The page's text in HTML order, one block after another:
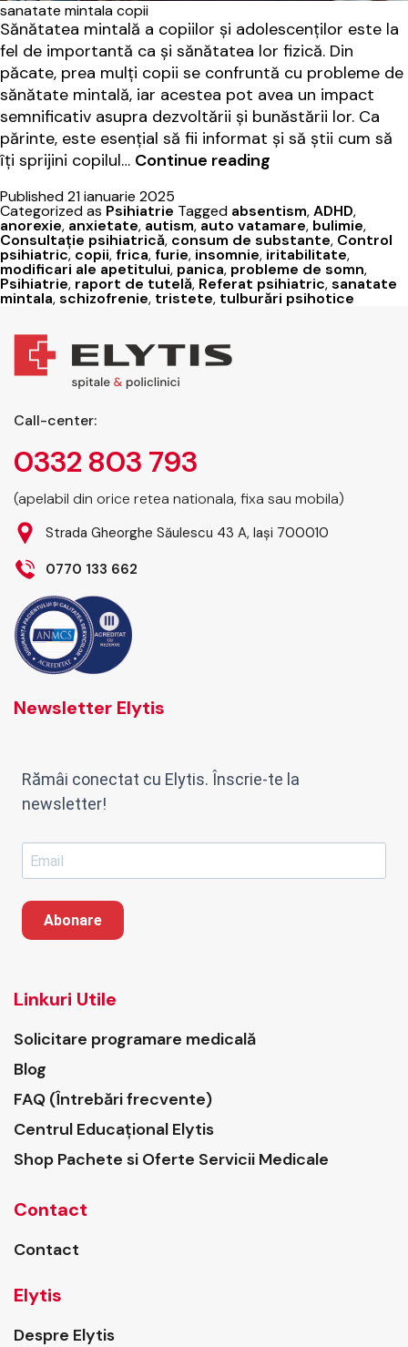
sanatate mintala copii
Sănătatea mintală a copiilor și adolescenților este la
fel de importantă ca și sănătatea lor fizică. Din
păcate, prea mulți copii se confruntă cu probleme de
sănătate mintală, iar acestea pot avea un impact
semnificativ asupra dezvoltării și bunăstării lor. Ca
părinte, este esențial să fii informat și să știi cum să
îți sprijini copilul… Continue reading
Sprijin
pentru
sănătatea
mintală
a
copilului
Published21 ianuarie 2025
Categorized as Psihiatrie Tagged absentism,ADHD,
anorexie, anxietate, autism, auto vatamare, bulimie,
Consultație psihiatrică, consum de substante, Control
psihiatric, copii,frica,furie, insomnie, iritabilitate,
modificari ale apetitului, panica, probleme de somn,
Psihiatrie, raport de tutelă, Referat psihiatric,sanatate
mintala,schizofrenie, tristete, tulburări psihotice
Call-center:
0332 803 793
(apelabil din orice retea nationala, fixa sau mobila)
Strada Gheorghe Săulescu 43 A, Iași 700010
0770 133 662
Newsletter Elytis
Rămâi conectat cu Elytis. Înscrie-te la
newsletter!
Abonare
Linkuri Utile
Solicitare programare medicală
Blog
FAQ (Întrebări frecvente)
Centrul Educațional Elytis
Shop Pachete si Oferte Servicii Medicale
Contact
Contact
Elytis
Despre Elytis